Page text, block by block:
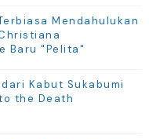
Mendahulukan
Baru "Pelita"
Kabut Sukabumi
the Death